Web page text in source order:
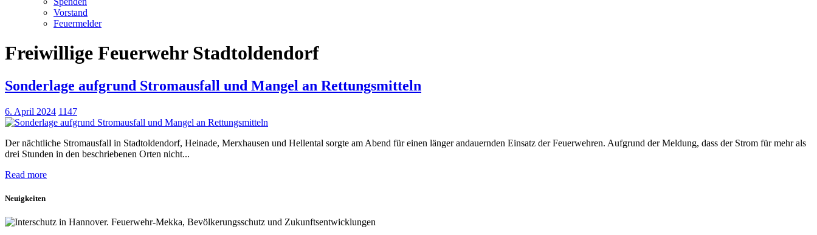
Vorstand
Feuermelder
Freiwillige Feuerwehr Stadtoldendorf
Sonderlage aufgrund Stromausfall und Mangel an Rettungsmitteln
6. April 2024 1147
Der nächtliche Stromausfall in Stadtoldendorf, Heinade, Merxhausen und Hellental sorgte am Abend für einen länger andauernden Einsatz der Feuerwehren. Aufgrund der Meldung, dass der Strom für mehr als
drei Stunden in den beschriebenen Orten nicht...
Read more
Neuigkeiten